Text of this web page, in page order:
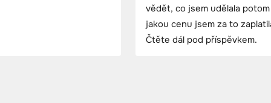
vědět, co jsem udělala
jakou cenu jsem za to
Čtěte dál pod příspěvkem.